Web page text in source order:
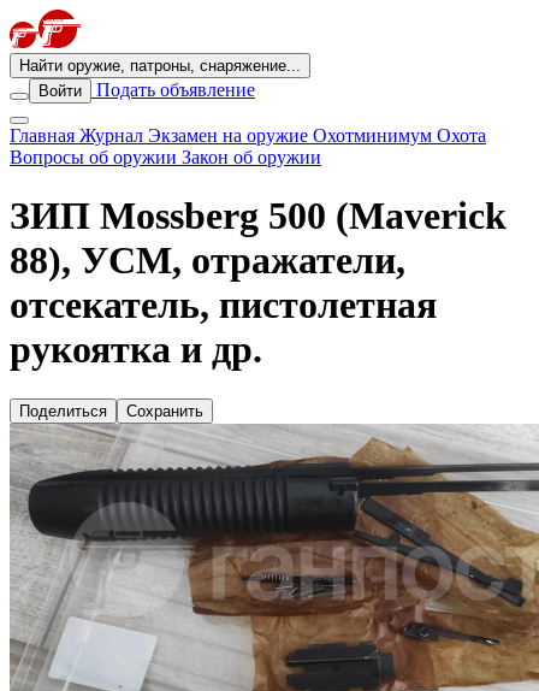
Найти оружие, патроны, снаряжение...
Войти
Подать объявление
Главная Журнал Экзамен на оружие Охотминимум Охота
Вопросы об оружии Закон об оружии
ЗИП Mossberg 500 (Maverick
88), УСМ, отражатели,
отсекатель, пистолетная
рукоятка и др.
Поделиться Сохранить